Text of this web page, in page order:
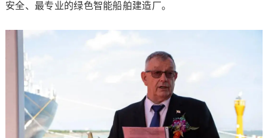
安全、最专业的绿色智能船舶建造厂。